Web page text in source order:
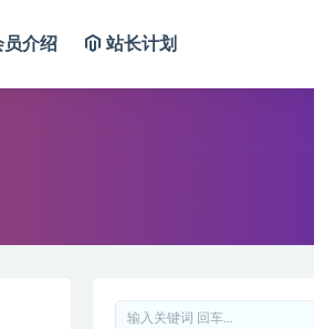
员介绍 站长计划